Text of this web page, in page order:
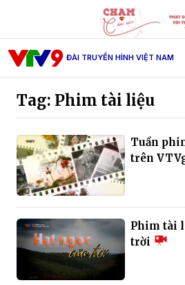
ĐÀI TRUYỀN HÌNH VIỆT NAM
Tag: Phim tài liệu
Tuần
trên
Phim tài
trời